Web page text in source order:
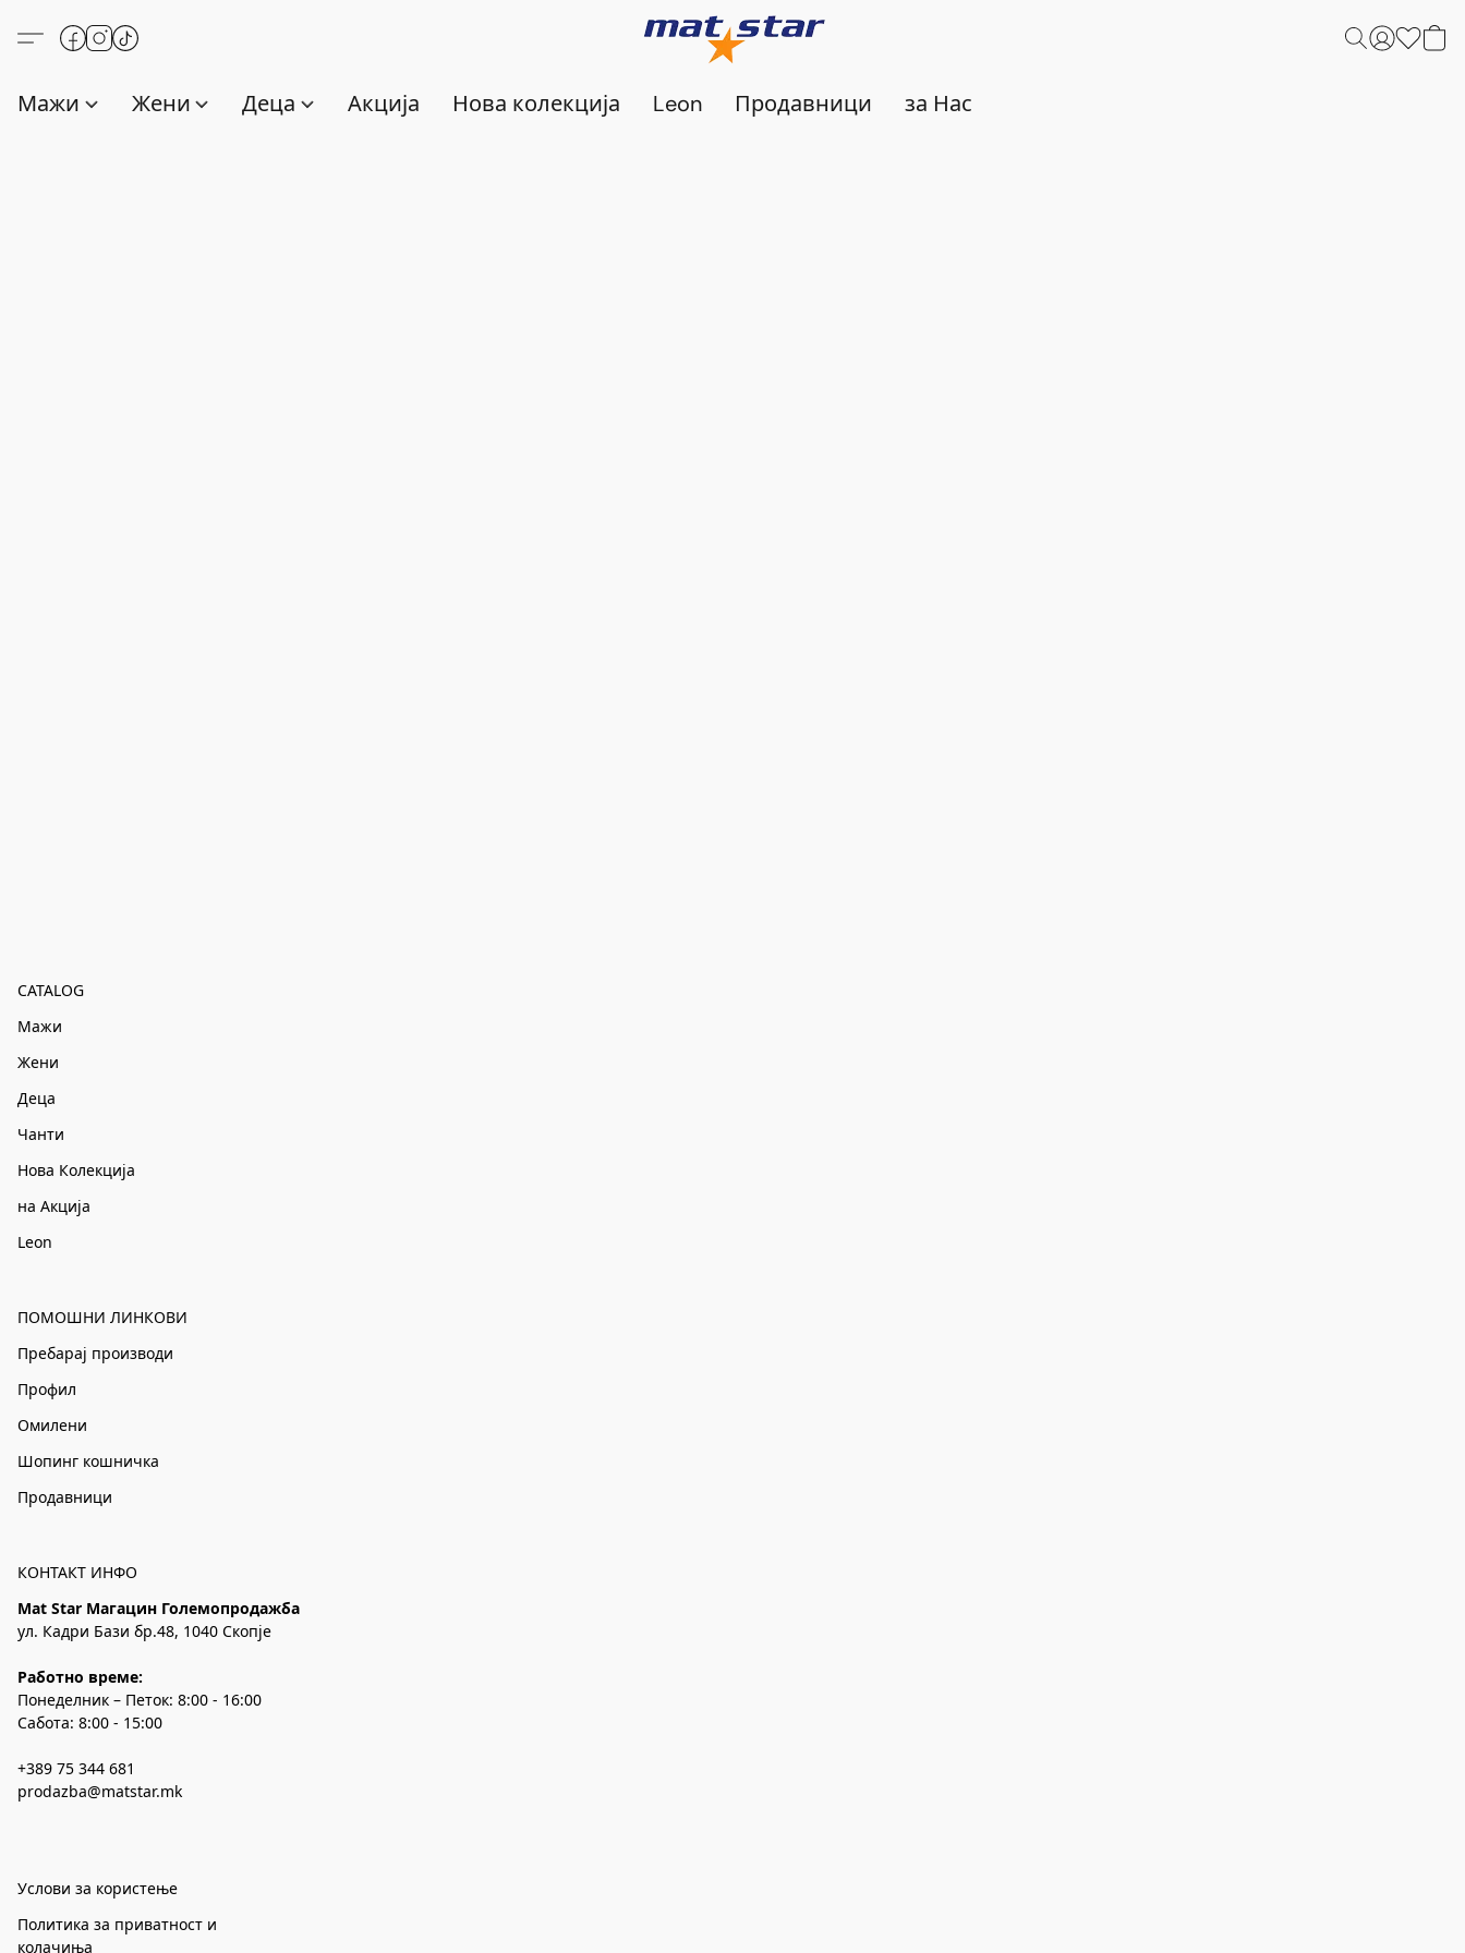
Мажи Жени Деца Акција Нова колекција Leon Продавници за Нас
CATALOG
Мажи
Жени
Деца
Чанти
Нова Колекција
на Акција
Leon
ПОМОШНИ ЛИНКОВИ
Пребарај производи
Профил
Омилени
Шопинг кошничка
Продавници
КОНТАКТ ИНФО
Mat Star Магацин Големопродажба
ул. Кадри Бази бр.48, 1040 Скопје
Работно време:
Понеделник – Петок: 8:00 - 16:00
Сабота: 8:00 - 15:00
+389 75 344 681
prodazba@matstar.mk
Услови за користење
Политика за приватност и
колачиња